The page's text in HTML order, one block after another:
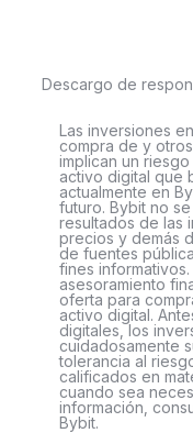
Descargo de
Las inversiones
compra de y
implican un
activo digital que
actualmente en
futuro. Bybit no
resultados de las
precios y demás
de fuentes
fines
asesoramiento
oferta para
activo digital.
digitales, los
cuidadosamente
tolerancia al
calificados en
cuando sea
información,
Bybit.